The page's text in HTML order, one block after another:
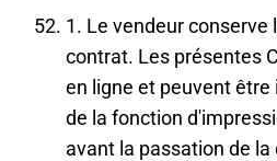
1. Le vendeur conserve
contrat. Les présentes
en ligne et peuvent
de la fonction
avant la passation de